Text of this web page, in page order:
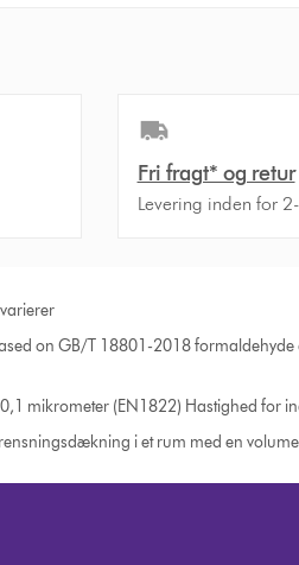
Fri fragt* og retur
Levering inden for
on GB/T 18801-2018
mikrometer (EN1822) Hastighed for
i et rum med en